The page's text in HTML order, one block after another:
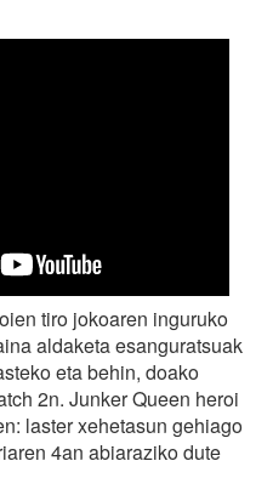
tiro jokoaren inguruko
aldaketa esanguratsuak
eta behin, doako
2n. Junker Queen heroi
laster xehetasun gehiago
4an abiaraziko dute